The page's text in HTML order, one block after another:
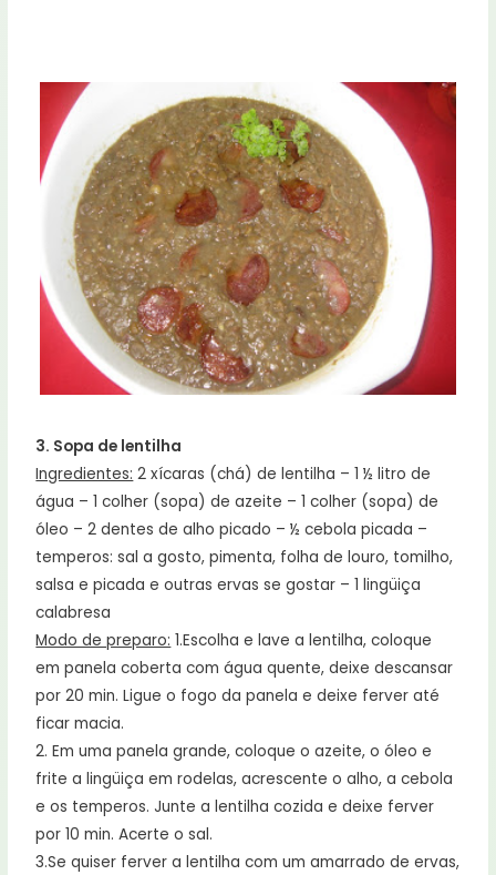
3. Sopa de lentilha
Ingredientes: 2 xícaras (chá) de lentilha – 1 ½ litro de
água – 1 colher (sopa) de azeite – 1 colher (sopa) de
óleo – 2 dentes de alho picado – ½ cebola picada –
temperos: sal a gosto, pimenta, folha de louro, tomilho,
salsa e picada e outras ervas se gostar – 1 lingüiça
calabresa
Modo de preparo: 1.Escolha e lave a lentilha, coloque
em panela coberta com água quente, deixe descansar
por 20 min. Ligue o fogo da panela e deixe ferver até
ficar macia.
2. Em uma panela grande, coloque o azeite, o óleo e
frite a lingüiça em rodelas, acrescente o alho, a cebola
e os temperos. Junte a lentilha cozida e deixe ferver
por 10 min. Acerte o sal.
3.Se quiser ferver a lentilha com um amarrado de ervas,